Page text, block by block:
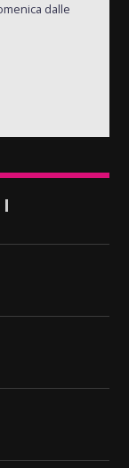
dalle